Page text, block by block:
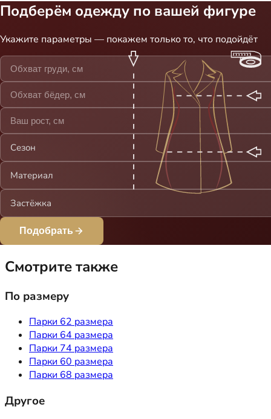
Подберём одежду по вашей фигуре
Укажите параметры — покажем только то, что подойдёт
Сезон
Материал
Застёжка
Подобрать
Смотрите также
По размеру
Парки 62 размера
Парки 64 размера
Парки 74 размера
Парки 60 размера
Парки 68 размера
Другое